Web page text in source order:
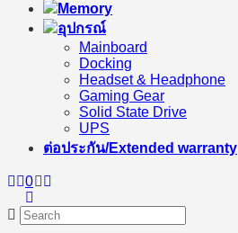
Memory
อุปกรณ์
Mainboard
Docking
Headset & Headphone
Gaming Gear
Solid State Drive
UPS
ต่อประกัน/Extended warranty
0